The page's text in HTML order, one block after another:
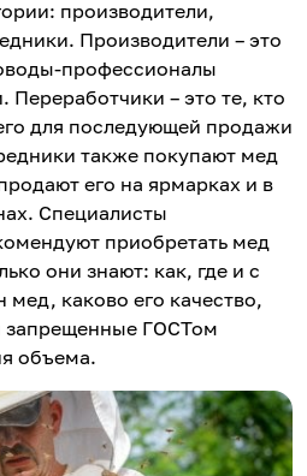
производители,
Производители – это
профессионалы
– это те, кто
для последующей продажи
также покупают мед
его на ярмарках и в
Специалисты
приобретать мед
они знают: как, где и с
мед, каково его качество,
запрещенные ГОСТом
объема.